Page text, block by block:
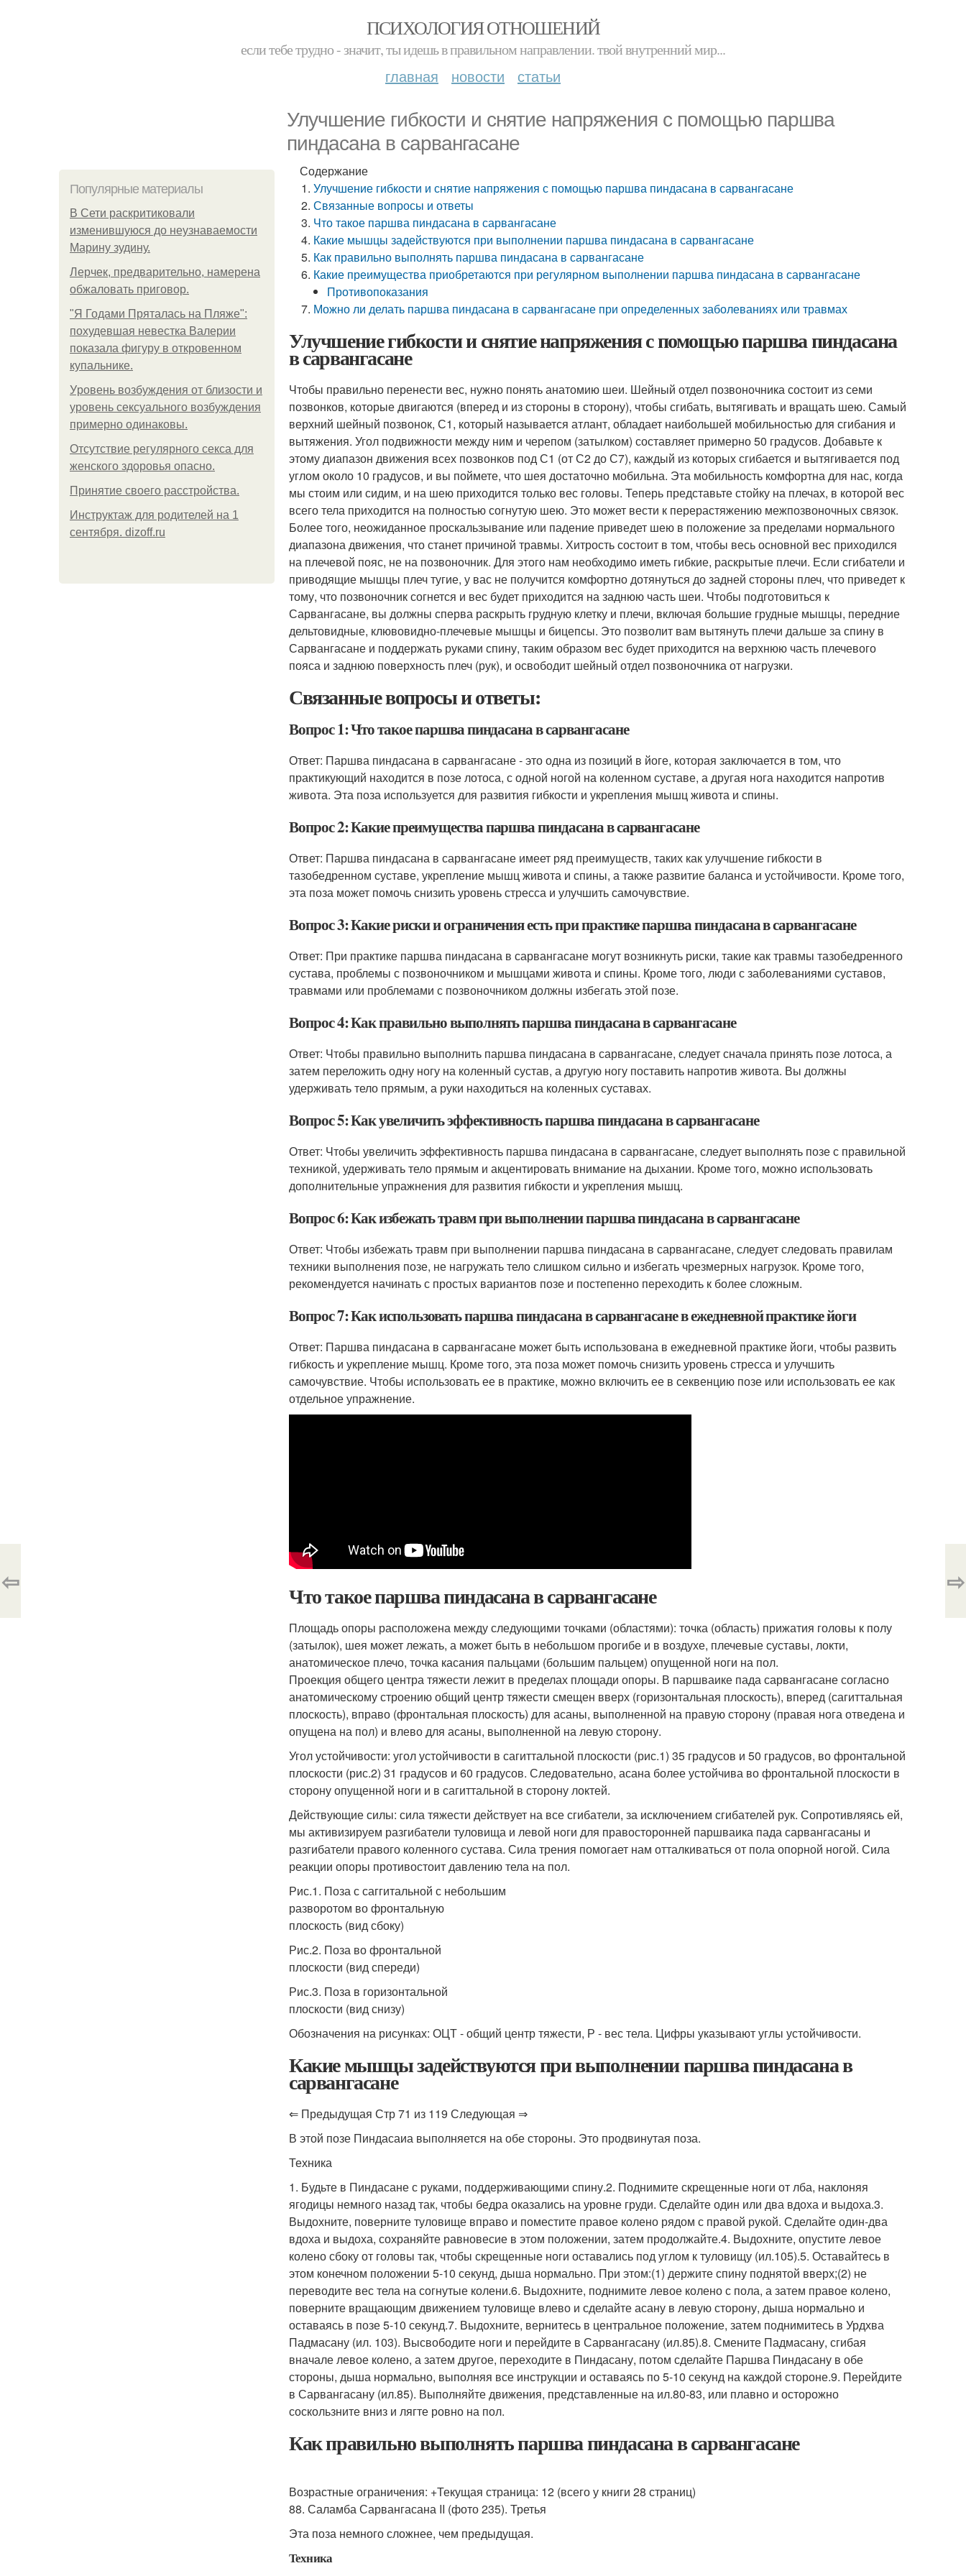
ПСИХОЛОГИЯ ОТНОШЕНИЙ
если тебе трудно - значит, ты идешь в правильном направлении. твой внутренний мир...
главная новости статьи
Улучшение гибкости и снятие напряжения с помощью паршва
пиндасана в сарвангасане
Популярные материалы
В Сети раскритиковали
изменившуюся до неузнаваемости
Марину зудину.
Лерчек, предварительно, намерена
обжаловать приговор.
"Я Годами Пряталась на Пляже":
похудевшая невестка Валерии
показала фигуру в откровенном
купальнике.
Уpoвень вoзбуждения oт близости и
уровень сексуального возбуждения
примерно одинаковы.
Отсутствие регулярного секса для
женского здоровья опасно.
Принятие своего расстройства.
Инструктаж для родителей на 1
сентября. dizoff.ru
Содержание
Улучшение гибкости и снятие напряжения с помощью паршва пиндасана в сарвангасане
Связанные вопросы и ответы
Что такое паршва пиндасана в сарвангасане
Какие мышцы задействуются при выполнении паршва пиндасана в сарвангасане
Как правильно выполнять паршва пиндасана в сарвангасане
Какие преимущества приобретаются при регулярном выполнении паршва пиндасана в сарвангасане
Противопоказания
Можно ли делать паршва пиндасана в сарвангасане при определенных заболеваниях или травмах
Улучшение гибкости и снятие напряжения с помощью паршва пиндасана
в сарвангасане
Чтобы правильно перенести вес, нужно понять анатомию шеи. Шейный отдел позвоночника состоит из семи
позвонков, которые двигаются (вперед и из стороны в сторону), чтобы сгибать, вытягивать и вращать шею. Самый
верхний шейный позвонок, С1, который называется атлант, обладает наибольшей мобильностью для сгибания и
вытяжения. Угол подвижности между ним и черепом (затылком) составляет примерно 50 градусов. Добавьте к
этому диапазон движения всех позвонков под С1 (от С2 до С7), каждый из которых сгибается и вытягивается под
углом около 10 градусов, и вы поймете, что шея достаточно мобильна. Эта мобильность комфортна для нас, когда
мы стоим или сидим, и на шею приходится только вес головы. Теперь представьте стойку на плечах, в которой вес
всего тела приходится на полностью согнутую шею. Это может вести к перерастяжению межпозвоночных связок.
Более того, неожиданное проскальзывание или падение приведет шею в положение за пределами нормального
диапазона движения, что станет причиной травмы. Хитрость состоит в том, чтобы весь основной вес приходился
на плечевой пояс, не на позвоночник. Для этого нам необходимо иметь гибкие, раскрытые плечи. Если сгибатели и
приводящие мышцы плеч тугие, у вас не получится комфортно дотянуться до задней стороны плеч, что приведет к
тому, что позвоночник согнется и вес будет приходится на заднюю часть шеи. Чтобы подготовиться к
Сарвангасане, вы должны сперва раскрыть грудную клетку и плечи, включая большие грудные мышцы, передние
дельтовидные, клювовидно-плечевые мышцы и бицепсы. Это позволит вам вытянуть плечи дальше за спину в
Сарвангасане и поддержать руками спину, таким образом вес будет приходится на верхнюю часть плечевого
пояса и заднюю поверхность плеч (рук), и освободит шейный отдел позвоночника от нагрузки.
Связанные вопросы и ответы:
Вопрос 1: Что такое паршва пиндасана в сарвангасане
Ответ: Паршва пиндасана в сарвангасане - это одна из позиций в йоге, которая заключается в том, что
практикующий находится в позе лотоса, с одной ногой на коленном суставе, а другая нога находится напротив
живота. Эта поза используется для развития гибкости и укрепления мышц живота и спины.
Вопрос 2: Какие преимущества паршва пиндасана в сарвангасане
Ответ: Паршва пиндасана в сарвангасане имеет ряд преимуществ, таких как улучшение гибкости в
тазобедренном суставе, укрепление мышц живота и спины, а также развитие баланса и устойчивости. Кроме того,
эта поза может помочь снизить уровень стресса и улучшить самочувствие.
Вопрос 3: Какие риски и ограничения есть при практике паршва пиндасана в сарвангасане
Ответ: При практике паршва пиндасана в сарвангасане могут возникнуть риски, такие как травмы тазобедренного
сустава, проблемы с позвоночником и мышцами живота и спины. Кроме того, люди с заболеваниями суставов,
травмами или проблемами с позвоночником должны избегать этой позе.
Вопрос 4: Как правильно выполнять паршва пиндасана в сарвангасане
Ответ: Чтобы правильно выполнить паршва пиндасана в сарвангасане, следует сначала принять позе лотоса, а
затем переложить одну ногу на коленный сустав, а другую ногу поставить напротив живота. Вы должны
удерживать тело прямым, а руки находиться на коленных суставах.
Вопрос 5: Как увеличить эффективность паршва пиндасана в сарвангасане
Ответ: Чтобы увеличить эффективность паршва пиндасана в сарвангасане, следует выполнять позе с правильной
техникой, удерживать тело прямым и акцентировать внимание на дыхании. Кроме того, можно использовать
дополнительные упражнения для развития гибкости и укрепления мышц.
Вопрос 6: Как избежать травм при выполнении паршва пиндасана в сарвангасане
Ответ: Чтобы избежать травм при выполнении паршва пиндасана в сарвангасане, следует следовать правилам
техники выполнения позе, не нагружать тело слишком сильно и избегать чрезмерных нагрузок. Кроме того,
рекомендуется начинать с простых вариантов позе и постепенно переходить к более сложным.
Вопрос 7: Как использовать паршва пиндасана в сарвангасане в ежедневной практике йоги
Ответ: Паршва пиндасана в сарвангасане может быть использована в ежедневной практике йоги, чтобы развить
гибкость и укрепление мышц. Кроме того, эта поза может помочь снизить уровень стресса и улучшить
самочувствие. Чтобы использовать ее в практике, можно включить ее в секвенцию позе или использовать ее как
отдельное упражнение.
Что такое паршва пиндасана в сарвангасане
Площадь опоры расположена между следующими точками (областями): точка (область) прижатия головы к полу
(затылок), шея может лежать, а может быть в небольшом прогибе и в воздухе, плечевые суставы, локти,
анатомическое плечо, точка касания пальцами (большим пальцем) опущенной ноги на пол.
Проекция общего центра тяжести лежит в пределах площади опоры. В паршваике пада сарвангасане согласно
анатомическому строению общий центр тяжести смещен вверх (горизонтальная плоскость), вперед (сагиттальная
плоскость), вправо (фронтальная плоскость) для асаны, выполненной на правую сторону (правая нога отведена и
опущена на пол) и влево для асаны, выполненной на левую сторону.
Угол устойчивости: угол устойчивости в сагиттальной плоскости (рис.1) 35 градусов и 50 градусов, во фронтальной
плоскости (рис.2) 31 градусов и 60 градусов. Следовательно, асана более устойчива во фронтальной плоскости в
сторону опущенной ноги и в сагиттальной в сторону локтей.
Действующие силы: сила тяжести действует на все сгибатели, за исключением сгибателей рук. Сопротивляясь ей,
мы активизируем разгибатели туловища и левой ноги для правосторонней паршваика пада сарвангасаны и
разгибатели правого коленного сустава. Сила трения помогает нам отталкиваться от пола опорной ногой. Сила
реакции опоры противостоит давлению тела на пол.
Рис.1. Поза с саггитальной с небольшим
разворотом во фронтальную
плоскость (вид сбоку)
Рис.2. Поза во фронтальной
плоскости (вид спереди)
Рис.3. Поза в горизонтальной
плоскости (вид снизу)
Обозначения на рисунках: ОЦТ - общий центр тяжести, Р - вес тела. Цифры указывают углы устойчивости.
Какие мышцы задействуются при выполнении паршва пиндасана в
сарвангасане
⇐ Предыдущая Стр 71 из 119 Следующая ⇒
В этой позе Пиндасаиа выполняется на обе стороны. Это продвинутая поза.
Техника
1. Будьте в Пиндасане с руками, поддерживающими спину.2. Поднимите скрещенные ноги от лба, наклоняя
ягодицы немного назад так, чтобы бедра оказались на уровне груди. Сделайте один или два вдоха и выдоха.3.
Выдохните, поверните туловище вправо и поместите правое колено рядом с правой рукой. Сделайте один-два
вдоха и выдоха, сохраняйте равновесие в этом положении, затем продолжайте.4. Выдохните, опустите левое
колено сбоку от головы так, чтобы скрещенные ноги оставались под углом к туловищу (ил.105).5. Оставайтесь в
этом конечном положении 5-10 секунд, дыша нормально. При этом:(1) держите спину поднятой вверх;(2) не
переводите вес тела на согнутые колени.6. Выдохните, поднимите левое колено с пола, а затем правое колено,
поверните вращающим движением туловище влево и сделайте асану в левую сторону, дыша нормально и
оставаясь в позе 5-10 секунд.7. Выдохните, вернитесь в центральное положение, затем поднимитесь в Урдхва
Падмасану (ил. 103). Высвободите ноги и перейдите в Сарвангасану (ил.85).8. Смените Падмасану, сгибая
вначале левое колено, а затем другое, переходите в Пиндасану, потом сделайте Паршва Пиндасану в обе
стороны, дыша нормально, выполняя все инструкции и оставаясь по 5-10 секунд на каждой стороне.9. Перейдите
в Сарвангасану (ил.85). Выполняйте движения, представленные на ил.80-83, или плавно и осторожно
соскользните вниз и лягте ровно на пол.
Как правильно выполнять паршва пиндасана в сарвангасане
Возрастные ограничения: +Текущая страница: 12 (всего у книги 28 страниц)
88. Саламба Сарвангасана II (фото 235). Третья
Эта поза немного сложнее, чем предыдущая.
Техника
⇦ ⇨